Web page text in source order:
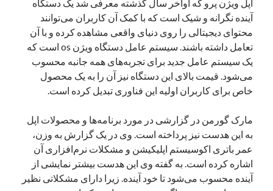
فوریه 2026
ژانویه 2026
دسامبر 2025
نوامبر 2025
آگوست 2025
جولای 2025
ژوئن 2025
آوریل 2025
مارس 2025
فوریه 2025
ژانویه 2025
دسامبر 2024
اپل ویژن پرو که اواخر سال گذشته معرفی شد یک دستگاه
آینده نگرانه و شیک است که با کمک آن کاربران می‌توانند
محتوای دیجیتالی را روی دنیای واقعی مشاهده کرده و با آن
تعامل داشته باشند. سیستم عامل دستگاه ویژن os است که
یک سیستم عامل جدید برای تجربه‌های همه جانبه محسوب
می‌شود. قیمت بالای این دستگاه نیز آن را به یک محصول
خاص برای کاربران اولیه این فناوری تبدیل کرده است.
مارک گورمن در گزارشی در مورد برنامه‌ها و محصولات اپل
به این هدست نیز پرداخته است. وی در یک گزارش به وزن،
عمر باتری اکوسیستم اپلیکیشن و مشکلات نرم‌افزاری آن
اشاره کرده است. به گفته وی این هدست بیشتر نمایشی از
آینده محسوب می‌شود تا خود آینده. زیرا دارای مشکلاتی نظیر